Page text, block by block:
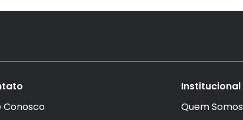
Conosco
Institucional
Quem Somos